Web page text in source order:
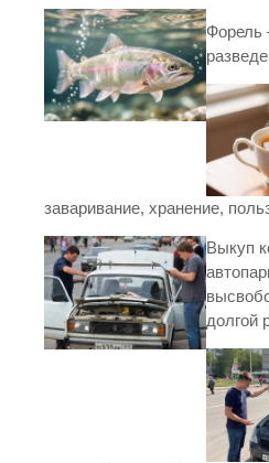
Форель
заваривание, хранение,
Выкуп
долгой